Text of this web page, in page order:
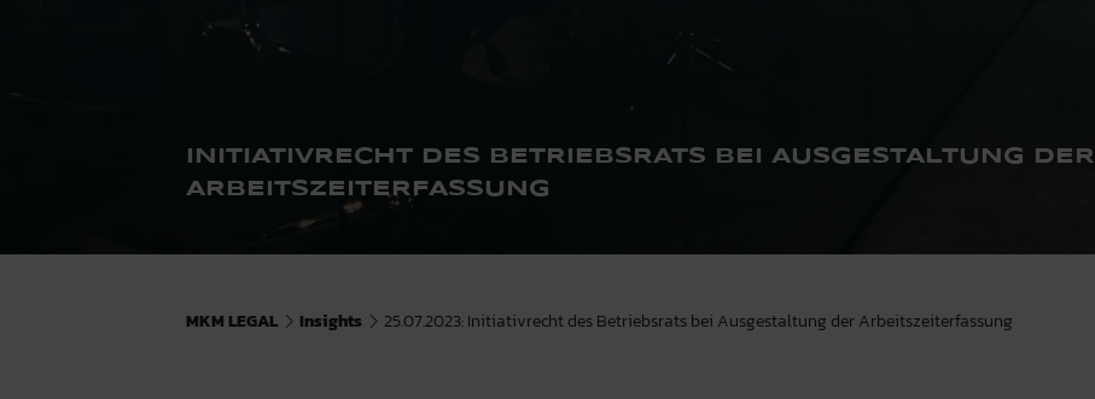
INITIATIVRECHT DES BETRIEBSRATS BEI AUSGESTALTUNG DER
ARBEITSZEITERFASSUNG
MKM LEGAL Insights 25.07.2023: Initiativrecht des Betriebsrats bei Ausgestaltung der Arbeitszeiterfassung